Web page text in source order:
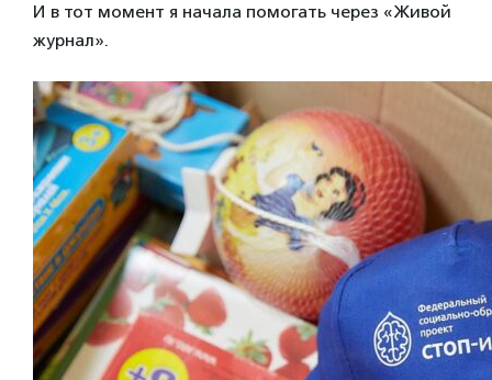
И в тот момент я начала помогать через «Живой
журнал».